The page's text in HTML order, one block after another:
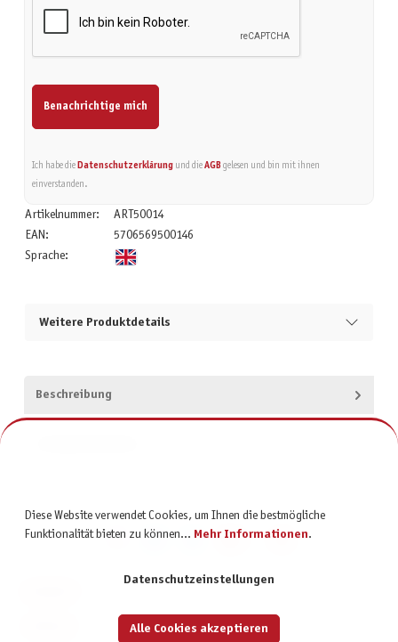
Benachrichtige mich
Ich habe die Datenschutzerklärungund die AGBgelesen und bin mit ihnen
einverstanden.
Artikelnummer:
ART50014
EAN:
5706569500146
Sprache:
Weitere Produktdetails
Beschreibung
Diese Website verwendet Cookies, um Ihnen die bestmögliche
Funktionalität bieten zu können... Mehr Informationen.
Datenschutzeinstellungen
Alle Cookies akzeptieren